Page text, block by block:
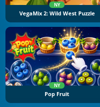
NY
VegaMix 2: Wild West Puzzle
NY
Pop Fruit